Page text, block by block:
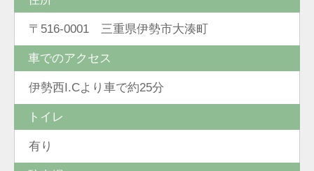
〒516-0001 三重県伊勢市大湊町
車でのアクセス
伊勢西I.Cより車で約25分
トイレ
有り